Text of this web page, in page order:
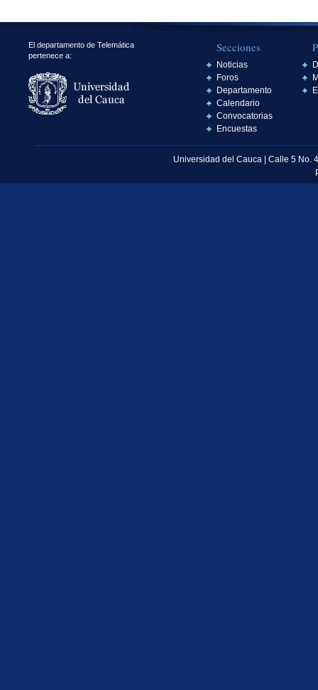
El departamento de Telemática
pertenece a:
Secciones
Noticias
Foros
Departamento
Calendario
Convocatorias
Encuestas
Universidad del Cauca | Calle 5 No.